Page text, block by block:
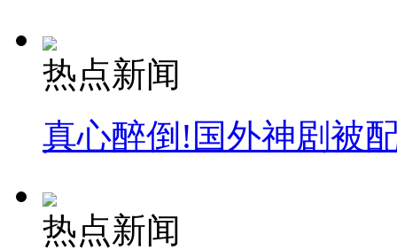
热点新闻
真心醉倒!国外神剧被
热点新闻